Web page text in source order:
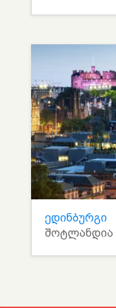
ედინბურგი
შოტლანდია